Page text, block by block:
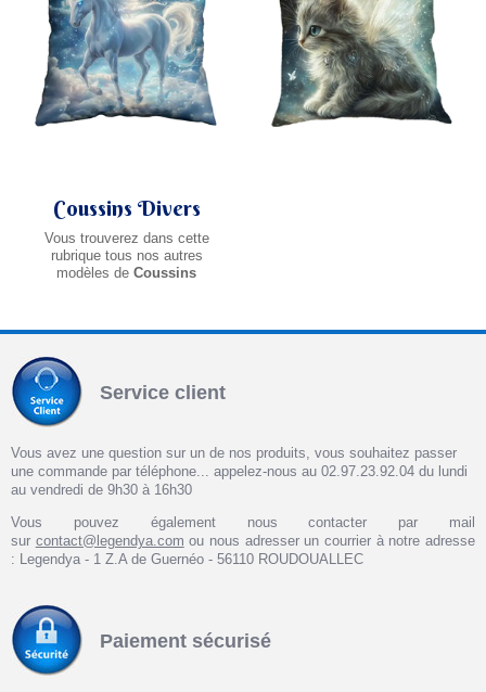
Coussins Divers
Vous trouverez dans cette
rubrique tous nos autres
modèles de Coussins
Service client
Vous avez une question sur un de nos produits, vous souhaitez passer
une commande par téléphone... appelez-nous au 02.97.23.92.04 du lundi
au vendredi de 9h30 à 16h30
Vous pouvez également nous contacter par mail
sur contact@legendya.com ou nous adresser un courrier à notre adresse
: Legendya - 1 Z.A de Guernéo - 56110 ROUDOUALLEC
Paiement sécurisé